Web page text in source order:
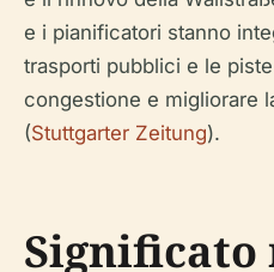
e i pianificatori stanno
trasporti pubblici e le
congestione e migliorare
(Stuttgarter Zeitung).
Significato